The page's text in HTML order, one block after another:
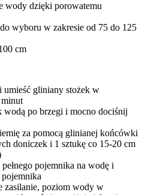
wody dzięki porowatemu
wyboru w zakresie od 75 do 125
cm
umieść gliniany stożek w
wodą po brzegi i mocno dociśnij
za pomocą glinianej końcówki
doniczek i 1 sztukę co 15-20 cm
pojemnika na wodę i
zasilanie, poziom wody w